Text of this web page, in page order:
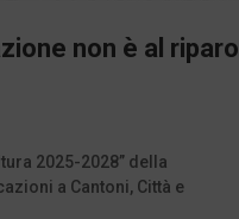
non è al riparo
2025-2028” della
a Cantoni, Città e